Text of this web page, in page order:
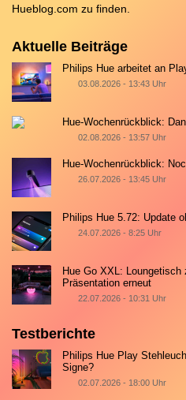
Hueblog.com zu finden.
Aktuelle Beiträge
Philips Hue arbeitet an
03.08.2026 - 13:43 Uhr
Hue-Wochenrückblick:
02.08.2026 - 13:57 Uhr
Hue-Wochenrückblick:
26.07.2026 - 13:45 Uhr
Philips Hue 5.72: Update
24.07.2026 - 8:25 Uhr
Hue Go XXL:
Präsentation erneut
22.07.2026 - 10:31 Uhr
Testberichte
Philips Hue Play
Signe?
02.07.2026 - 18:00 Uhr